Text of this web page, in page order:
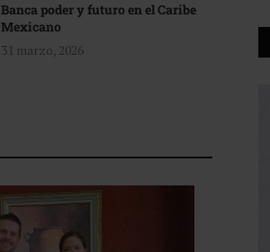
Banca poder y futuro en el Caribe
Mexicano
31 marzo, 2026